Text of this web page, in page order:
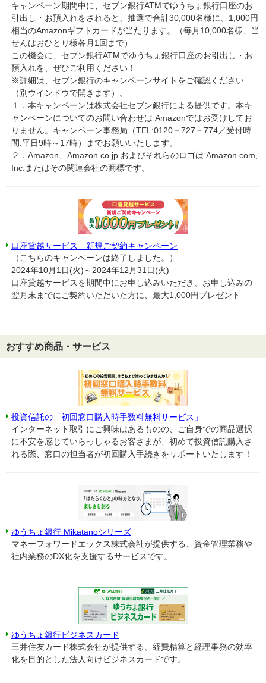
キャンペーン期間中に、セブン銀行ATMでゆうちょ銀行口座のお
引出し・お預入れをされると、抽選で合計30,000名様に、1,000円
相当のAmazonギフトカードが当たります。（毎月10,000名様、当
せんはおひとり様各月1回まで）
この機会に、セブン銀行ATMでゆうちょ銀行口座のお引出し・お
預入れを、ぜひご利用ください！
※詳細は、セブン銀行のキャンペーンサイトをご確認ください
（別ウインドウで開きます）。
１．本キャンペーンは株式会社セブン銀行による提供です。本キ
ャンペーンについてのお問い合わせは Amazonではお受けしてお
りません。キャンペーン事務局（TEL:0120－727－774／受付時
間:平日9時～17時）までお願いいたします。
２．Amazon、Amazon.co.jp およびそれらのロゴは Amazon.com,
Inc.またはその関連会社の商標です。
口座貸越サービス 新規ご契約キャンペーン
（こちらのキャンペーンは終了しました。）
2024年10月1日(火)～2024年12月31日(火)
口座貸越サービスを期間中にお申し込みいただき、お申し込みの
翌月末までにご契約いただいた方に、最大1,000円プレゼント
おすすめ商品・サービス
投資信託の「初回窓口購入時手数料無料サービス」
インターネット取引にご興味はあるものの、ご自身での商品選択
に不安を感じていらっしゃるお客さまが、初めて投資信託購入さ
れる際、窓口の担当者が初回購入手続きをサポートいたします！
ゆうちょ銀行 Mikatanoシリーズ
マネーフォワードエックス株式会社が提供する、資金管理業務や
社内業務のDX化を支援するサービスです。
ゆうちょ銀行ビジネスカード
三井住友カード株式会社が提供する、経費精算と経理事務の効率
化を目的とした法人向けビジネスカードです。